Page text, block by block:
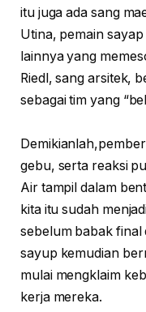
itu juga ada sang
Utina, pemain
lainnya yang
Riedl, sang arsitek,
sebagai tim yang
gebu, serta reaksi
Air tampil dalam
kita itu sudah
sebelum babak final
sayup kemudian
mulai mengklaim
kerja mereka.